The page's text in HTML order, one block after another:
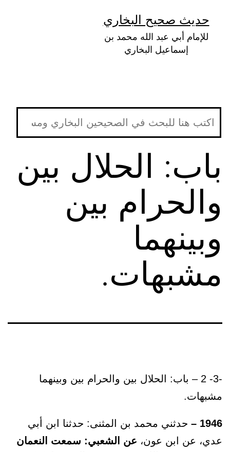
المحتوى
حديث صحيح البخاري
للإمام أبي عبد الله محمد بن
إسماعيل البخاري
باب: الحلال بين
والحرام بين
وبينهما
مشبهات.
-3- 2 – باب: الحلال بين والحرام بين وبينهما
مشبهات.
1946 –
حدثني محمد بن المثنى: حدثنا ابن أبي
عدي، عن ابن عون، عن الشعبي: سمعت النعمان